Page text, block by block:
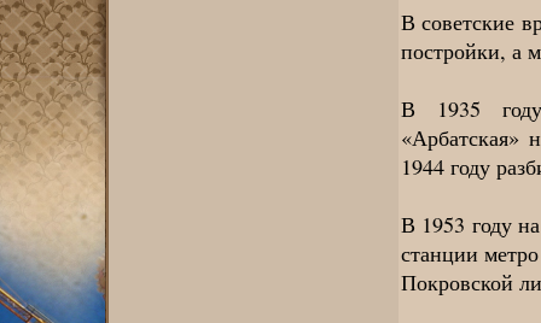
В советские
постройки, а
В 1935 году
«Арбатская»
1944 году
В 1953 году
станции
Покровской